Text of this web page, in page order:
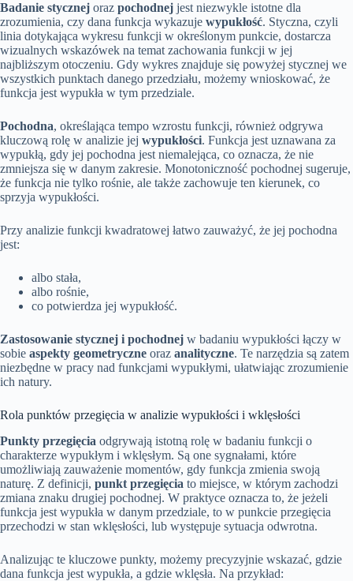
Badanie stycznej oraz pochodnej jest niezwykle istotne dla
zrozumienia, czy dana funkcja wykazuje wypukłość. Styczna, czyli
linia dotykająca wykresu funkcji w określonym punkcie, dostarcza
wizualnych wskazówek na temat zachowania funkcji w jej
najbliższym otoczeniu. Gdy wykres znajduje się powyżej stycznej we
wszystkich punktach danego przedziału, możemy wnioskować, że
funkcja jest wypukła w tym przedziale.
Pochodna, określająca tempo wzrostu funkcji, również odgrywa
kluczową rolę w analizie jej wypukłości. Funkcja jest uznawana za
wypukłą, gdy jej pochodna jest niemalejąca, co oznacza, że nie
zmniejsza się w danym zakresie. Monotoniczność pochodnej sugeruje,
że funkcja nie tylko rośnie, ale także zachowuje ten kierunek, co
sprzyja wypukłości.
Przy analizie funkcji kwadratowej łatwo zauważyć, że jej pochodna
jest:
albo stała,
albo rośnie,
co potwierdza jej wypukłość.
Zastosowanie stycznej i pochodnej w badaniu wypukłości łączy w
sobie aspekty geometryczne oraz analityczne. Te narzędzia są zatem
niezbędne w pracy nad funkcjami wypukłymi, ułatwiając zrozumienie
ich natury.
Rola punktów przegięcia w analizie wypukłości i wklęsłości
Punkty przegięcia odgrywają istotną rolę w badaniu funkcji o
charakterze wypukłym i wklęsłym. Są one sygnałami, które
umożliwiają zauważenie momentów, gdy funkcja zmienia swoją
naturę. Z definicji, punkt przegięcia to miejsce, w którym zachodzi
zmiana znaku drugiej pochodnej. W praktyce oznacza to, że jeżeli
funkcja jest wypukła w danym przedziale, to w punkcie przegięcia
przechodzi w stan wklęsłości, lub występuje sytuacja odwrotna.
Analizując te kluczowe punkty, możemy precyzyjnie wskazać, gdzie
dana funkcja jest wypukła, a gdzie wklęsła. Na przykład: